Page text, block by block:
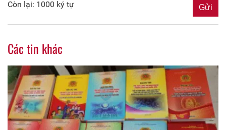
Còn lại: 1000 ký tự
Các tin khác